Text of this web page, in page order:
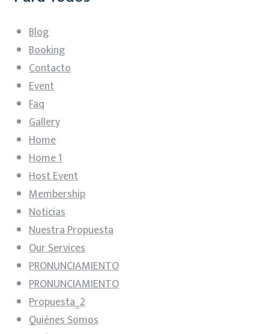
Blog
Booking
Contacto
Event
Faq
Gallery
Home
Home 1
Host Event
Membership
Noticias
Nuestra Propuesta
Our Services
PRONUNCIAMIENTO
PRONUNCIAMIENTO
Propuesta_2
Quiénes Somos